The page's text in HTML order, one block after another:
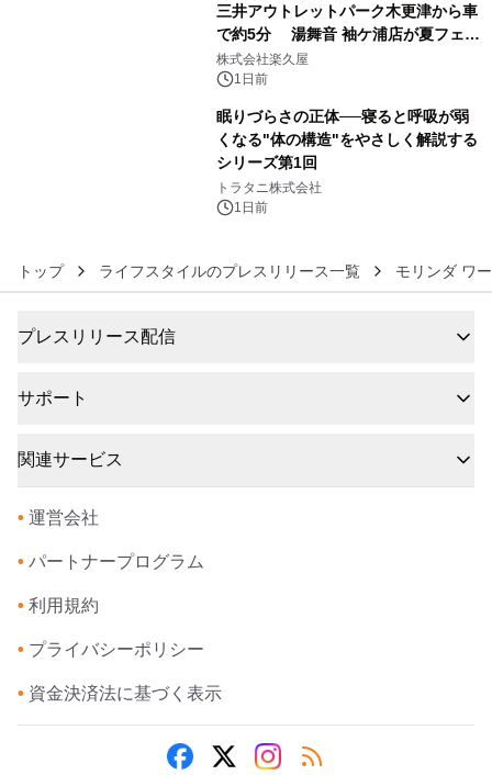
三井アウトレットパーク木更津から車
で約5分 湯舞音 袖ケ浦店が夏フェア
メニューを提供
株式会社楽久屋
1日前
眠りづらさの正体──寝ると呼吸が弱
くなる"体の構造"をやさしく解説する
シリーズ第1回
トラタニ株式会社
1日前
トップ ライフスタイルのプレスリリース一覧 モリンダ ワ
プレスリリース配信
サポート
関連サービス
• 運営会社
• パートナープログラム
• 利用規約
• プライバシーポリシー
• 資金決済法に基づく表示